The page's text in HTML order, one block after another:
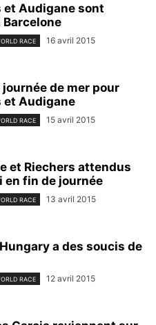
et Audigane sont
RACE 16 avril 2015
journée de mer pour
et Audigane
RACE 15 avril 2015
et Riechers attendus
en fin de journée
RACE 13 avril 2015
a des soucis de
RACE 12 avril 2015